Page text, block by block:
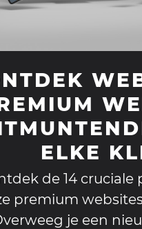
ELKE
de 14 cruciale
premium
je een